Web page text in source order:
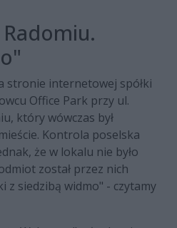
stronie internetowej spółki
Office Park przy ul.
który wówczas był
Kontrola poselska
że w lokalu nie było
został przez nich
z siedzibą widmo" - czytamy